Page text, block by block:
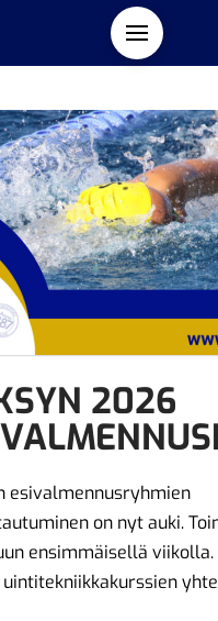
2026
esivalmennusryhmien
on nyt auki.
ensimmäisellä viikolla.